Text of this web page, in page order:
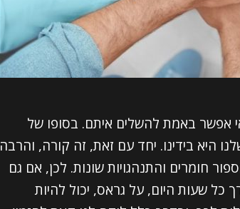
אפשר באמת להשלים איתם. בסופו של
היא בידינו. יחד עם זאת, זה קורה, והרבה
חומרים והתנהגויות שונות. לכן, אם גם
שעות היום, על גראס, יכול להיות